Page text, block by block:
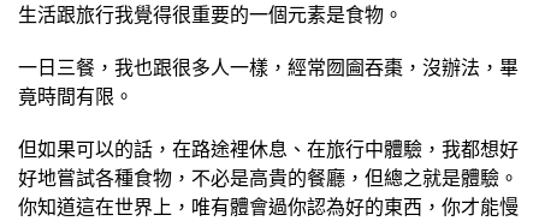
生活跟旅行我覺得很重要的一個元素是食物。
一日三餐，我也跟很多人一樣，經常囫圇吞棗，沒辦法，畢
竟時間有限。
但如果可以的話，在路途裡休息、在旅行中體驗，我都想好
好地嘗試各種食物，不必是高貴的餐廳，但總之就是體驗。
你知道這在世界上，唯有體會過你認為好的東西，你才能慢